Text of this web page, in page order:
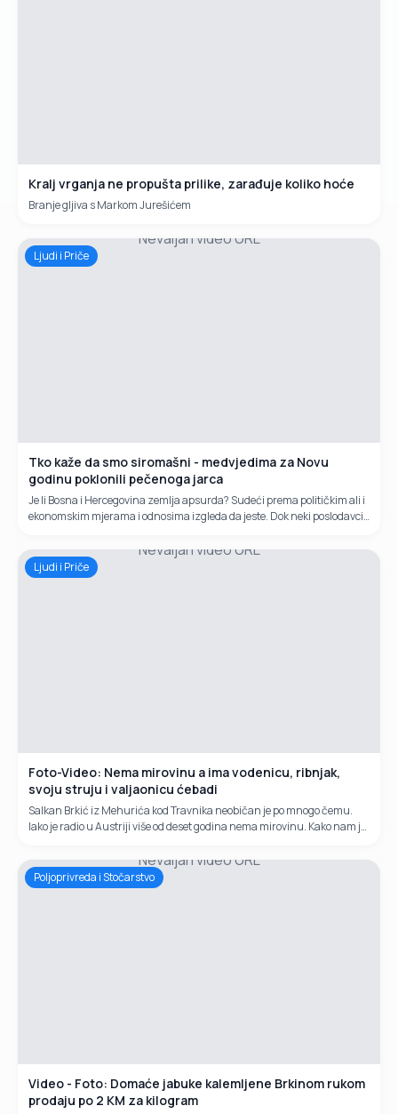
Kralj vrganja ne propušta prilike, zarađuje koliko hoće
Branje gljiva s Markom Jurešićem
Nevaljan video URL
Ljudi i Priče
Tko kaže da smo siromašni - medvjedima za Novu
godinu poklonili pečenoga jarca
Je li Bosna i Hercegovina zemlja apsurda? Sudeći prema političkim ali i
ekonomskim mjerama i odnosima izgleda da jeste. Dok neki poslodavci
Nevaljan video URL
Ljudi i Priče
Foto-Video: Nema mirovinu a ima vodenicu, ribnjak,
svoju struju i valjaonicu ćebadi
Salkan Brkić iz Mehurića kod Travnika neobičan je po mnogo čemu.
Iako je radio u Austriji više od deset godina nema mirovinu. Kako nam je
Nevaljan video URL
Poljoprivreda i Stočarstvo
Video - Foto: Domaće jabuke kalemljene Brkinom rukom
prodaju po 2 KM za kilogram